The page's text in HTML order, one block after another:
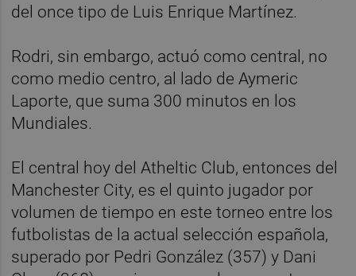
del once tipo de Luis Enrique Martínez.
Rodri, sin embargo, actuó como central, no
como medio centro, al lado de Aymeric
Laporte, que suma 300 minutos en los
Mundiales.
El central hoy del Atheltic Club, entonces del
Manchester City, es el quinto jugador por
volumen de tiempo en este torneo entre los
futbolistas de la actual selección española,
superado por Pedri González (357) y Dani